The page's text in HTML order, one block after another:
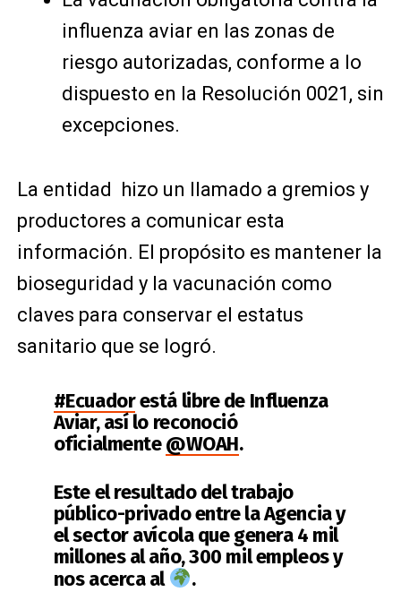
influenza aviar en las zonas de
riesgo autorizadas, conforme a lo
dispuesto en la Resolución 0021, sin
excepciones.
La entidad hizo un llamado a gremios y
productores a comunicar esta
información. El propósito es mantener la
bioseguridad y la vacunación como
claves para conservar el estatus
sanitario que se logró.
#Ecuadorestá libre de Influenza
Aviar, así lo reconoció
oficialmente@WOAH.
Este el resultado del trabajo
público-privado entre la Agencia y
el sector avícola que genera 4 mil
millones al año, 300 mil empleos y
nos acerca al
.